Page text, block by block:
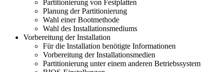
Partitionierung von Festplatten
Planung der Partitionierung
Wahl einer Bootmethode
Wahl des Installationsmediums
Vorbereitung der Installation
Für die Installation benötigte Informationen
Vorbereitung der Installationsmedien
Partitionierung unter einem anderen Betriebssystem